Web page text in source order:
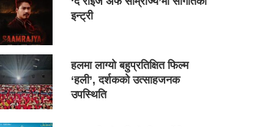
इन्ट्री
हलमा लाग्यो बहुप्रतिक्षित फिल्म
‘हली’, दर्शकको उत्साहजनक
उपस्थिति